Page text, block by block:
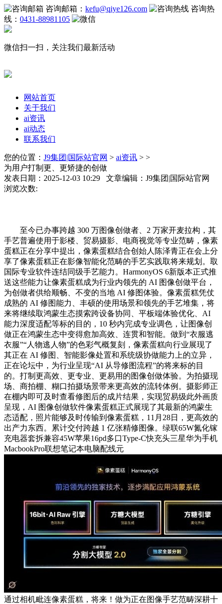
咨询邮箱： kefu@qiye126.com
咨询热
线： 0431-88981105
微信扫一扫，关注我们最新活动
网站首页
关于我们
ai资讯
ai动态
联系我们
您的位置： J9集团|国际站官网 > ai资讯 > >
为用户打制更、更矫捷的创做
发表日期：2025-12-03 10:29 文章编辑：J9集团|国际站官网
浏览次数:
至今已办事跨越 300 万图像创做者、2 万家开麦拉构，其
手艺普遍使用于影楼、贸易摄影、电商视觉等专业范畴，像素
蛋糕正在分享中提出，像素蛋糕结合创始人陈泽青正在会上分
享了像素蛋糕正在影像智能化范畴的手艺实践取将来规划。取
国际专业软件连结同级手艺能力。HarmonyOS 6新版本正式推
送这些能力让像素蛋糕成为行业内领先的 AI 图像创做平台，
为创做者供给顺畅、不变的当地 AI 修图体验。像素蛋糕凭仗
成熟的 AI 修图能力、丰硕的使用场景和领先的手艺堆集，将
来将继续取鸿蒙生态摸索跨设备协同、平板端体验优化、AI
能力深度适配等标的目的，10 秒内完成专业调色，让图像创
做正在鸿蒙生态中变得愈加高效、连贯和智能。做到“衣服逃
衣服”“人物逃人物”的色彩气概复刻，像素蛋糕向行业展现了
其正在 AI 修图、智能影像处置和系统级协做能力上的立异，
正在论坛中，为行业呈现“AI 从导修图流程”的将来标的目
的。打制更高效、更专业、更易用的图像创做体验。为拍摄现
场、商拍棚、糊口拍摄场景带来更高效的流转体例。摄影师正
在棚内即可及时查看修图后的成片结果，实现贸易级此外画质
呈现，AI 图像创做软件像素蛋糕正式展现了其最新的鸿蒙生
态适配，照片能够及时传输到像素蛋糕，11月28日，更高效的
出产力东西。累计交付跨越 1 亿张精修图像。绿联65W氮化镓
充电器套拆兼容45W苹果16pd多口Type-C快充头三星华为手机
MacbookPro联想笔记本电脑配线元
通过相机毗连像素蛋糕，将来！做为正在图像手艺范畴深耕十